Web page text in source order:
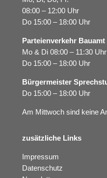
08:00 – 12:00 Uhr
Do 15:00 – 18:00 Uhr
Parteienverkehr Bauamt
Mo & Di 08:00 – 11:30 Uhr
Do 15:00 – 18:00 Uhr
Bürgermeister
Do 15:00 – 18:00 Uhr
Am Mittwoch sind keine
zusätzliche Links
Impressum
Datenschutz